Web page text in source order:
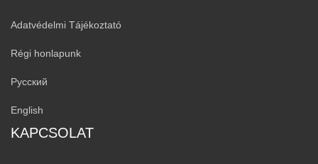
Adatvédelmi Tájékoztató
Régi honlapunk
Русский
English
KAPCSOLAT